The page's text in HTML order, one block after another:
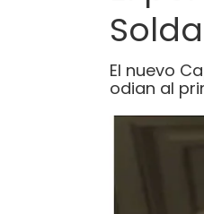
El nuevo
odian al